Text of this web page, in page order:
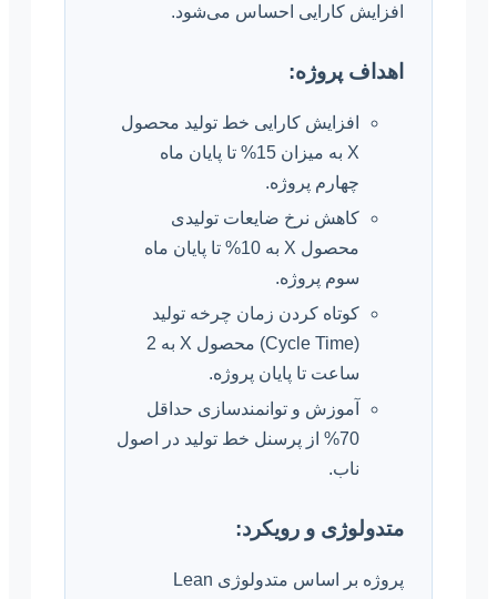
افزایش کارایی احساس می‌شود.
اهداف پروژه:
افزایش کارایی خط تولید محصول
X به میزان 15% تا پایان ماه
چهارم پروژه.
کاهش نرخ ضایعات تولیدی
محصول X به 10% تا پایان ماه
سوم پروژه.
کوتاه کردن زمان چرخه تولید
(Cycle Time) محصول X به 2
ساعت تا پایان پروژه.
آموزش و توانمندسازی حداقل
70% از پرسنل خط تولید در اصول
ناب.
متدولوژی و رویکرد:
پروژه بر اساس متدولوژی Lean